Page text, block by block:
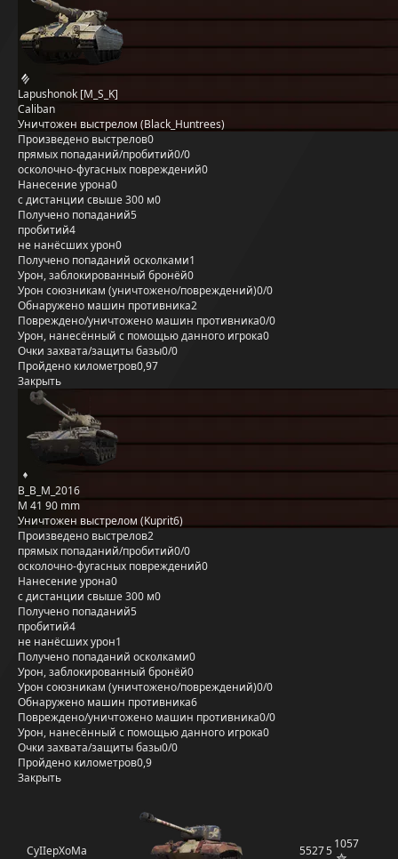
Lapushonok [M_S_K]
Caliban
Уничтожен выстрелом (Black_Huntrees)
Произведено выстрелов0
прямых попаданий/пробитий0/0
осколочно-фугасных повреждений0
Нанесение урона0
с дистанции свыше 300 м0
Получено попаданий5
пробитий4
не нанёсших урон0
Получено попаданий осколками1
Урон, заблокированный бронёй0
Урон союзникам (уничтожено/повреждений)0/0
Обнаружено машин противника2
Повреждено/уничтожено машин противника0/0
Урон, нанесённый с помощью данного игрока0
Очки захвата/защиты базы0/0
Пройдено километров0,97
Закрыть
B_B_M_2016
M 41 90 mm
Уничтожен выстрелом (Kuprit6)
Произведено выстрелов2
прямых попаданий/пробитий0/0
осколочно-фугасных повреждений0
Нанесение урона0
с дистанции свыше 300 м0
Получено попаданий5
пробитий4
не нанёсших урон1
Получено попаданий осколками0
Урон, заблокированный бронёй0
Урон союзникам (уничтожено/повреждений)0/0
Обнаружено машин противника6
Повреждено/уничтожено машин противника0/0
Урон, нанесённый с помощью данного игрока0
Очки захвата/защиты базы0/0
Пройдено километров0,9
Закрыть
CyIIepXoMa 552751057